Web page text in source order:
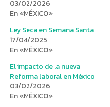
03/02/2026
En «MÉXICO»
Ley Seca en Semana Santa
17/04/2025
En «MÉXICO»
El impacto de la nueva
Reforma laboral en México
03/02/2026
En «MÉXICO»